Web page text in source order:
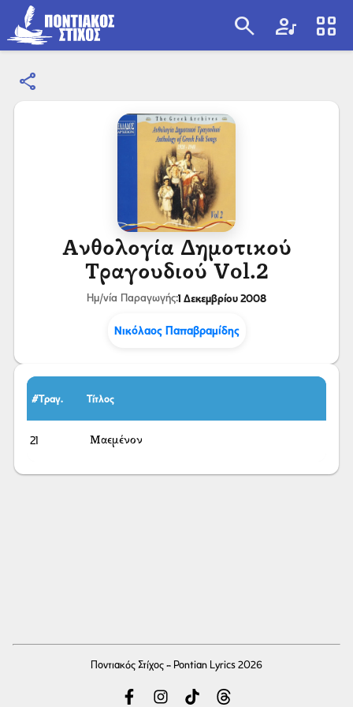
search artist view_cozy
share
Ανθολογία Δημοτικού
Τραγουδιού Vol.2
Ημ/νία Παραγωγής:1 Δεκεμβρίου 2008
Νικόλαος Παπαβραμίδης
#Τραγ. Τίτλος
21 Μαεμένον
Ποντιακός Στίχος - Pontian Lyrics 2026